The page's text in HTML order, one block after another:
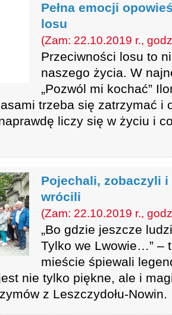
Pełna emocji
losu
(Zam: 22.10.2019 r.,
Przeciwności losu to
naszego życia. W
„Pozwól mi kochać”
trzeba się zatrzymać i
liczy się w życiu i
Pojechali, zobaczyli
wrócili
(Zam: 22.10.2019 r.,
„Bo gdzie jeszcze
Tylko we Lwowie…” –
mieście śpiewali
nie tylko piękne, ale i
z Leszczydołu-Nowin.